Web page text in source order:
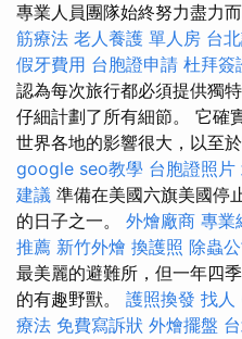
專業人員團隊始終努力盡力
筋療法 老人養護 單人房 台
假牙費用 台胞證申請 杜拜簽
認為每次旅行都必須提供獨
仔細計劃了所有細節。 它確
世界各地的影響很大，以至
google seo教學 台胞證照片
建議 準備在美國六旗美國停
的日子之一。 外燴廠商 專業
推薦 新竹外燴 換護照 除蟲
最美麗的避難所，但一年四
的有趣野獸。 護照換發 找人
療法 免費寫訴狀 外燴擺盤